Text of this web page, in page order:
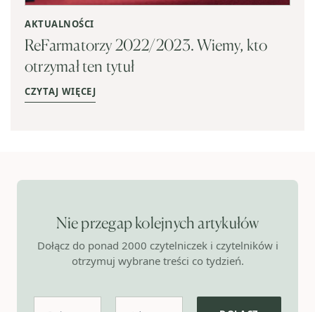
AKTUALNOŚCI
ReFarmatorzy 2022/2023. Wiemy, kto
otrzymał ten tytuł
CZYTAJ WIĘCEJ
Nie przegap kolejnych artykułów
Dołącz do ponad 2000 czytelniczek i czytelników i
otrzymuj wybrane treści co tydzień.